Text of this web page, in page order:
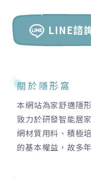
關於隱形窩
本網站為家舒適隱
致力於研發智能居
網材質用料、積極
的基本權益，故多
LINE諮